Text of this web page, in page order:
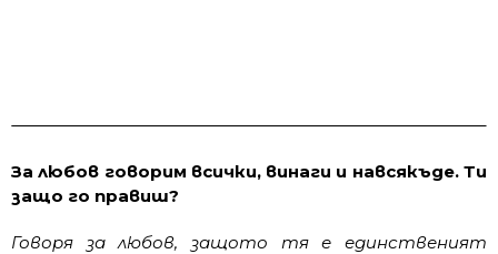
За любов говорим всички, винаги и навсякъде. Ти
защо го правиш?
Говоря за любов, защото тя е единственият